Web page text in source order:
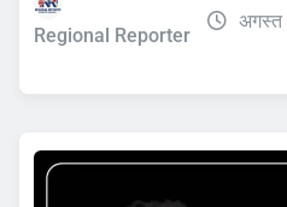
Regional Reporter
अगस्त